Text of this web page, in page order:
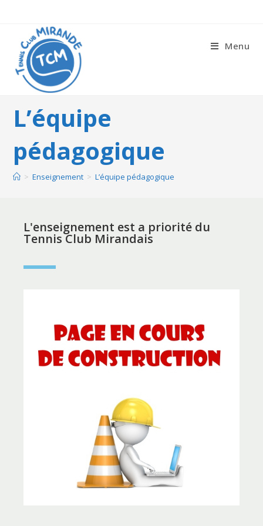
Menu
L’équipe
pédagogique
> Enseignement > L’équipe pédagogique
L'enseignement est a priorité du
Tennis Club Mirandais